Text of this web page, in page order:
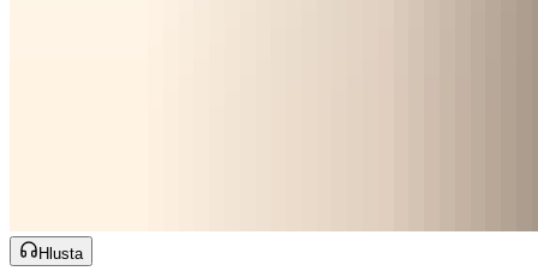
Hlusta